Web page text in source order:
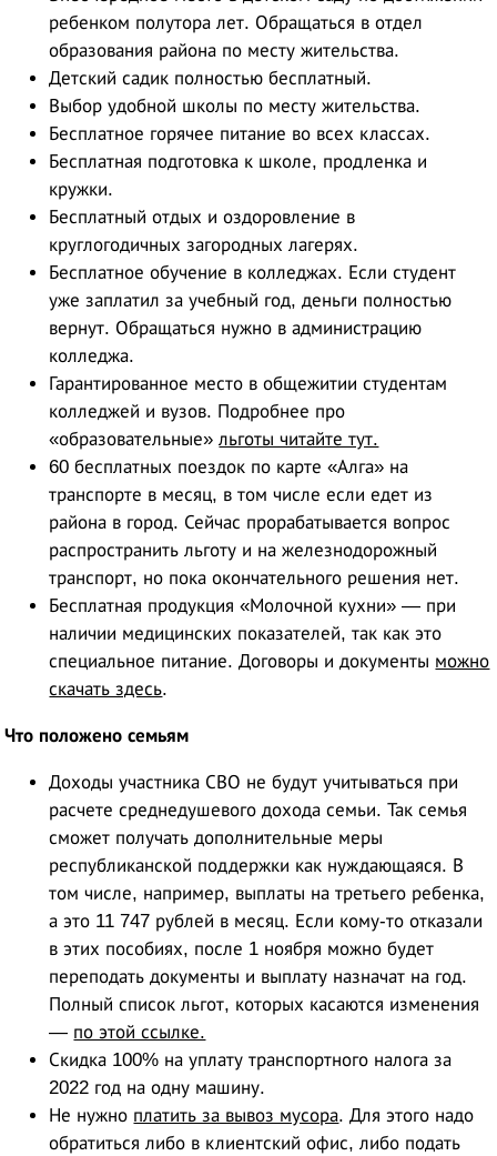
ребенком полутора лет. Обращаться в отдел
образования района по месту жительства.
Детский садик полностью бесплатный.
Выбор удобной школы по месту жительства.
Бесплатное горячее питание во всех классах.
Бесплатная подготовка к школе, продленка и
кружки.
Бесплатный отдых и оздоровление в
круглогодичных загородных лагерях.
Бесплатное обучение в колледжах. Если студент
уже заплатил за учебный год, деньги полностью
вернут. Обращаться нужно в администрацию
колледжа.
Гарантированное место в общежитии студентам
колледжей и вузов. Подробнее про
«образовательные»льготы читайте тут.
60 бесплатных поездок по карте «Алга» на
транспорте в месяц, в том числе если едет из
района в город. Сейчас прорабатывается вопрос
распространить льготу и на железнодорожный
транспорт, но пока окончательного решения нет.
Бесплатная продукция «Молочной кухни» — при
наличии медицинских показателей, так как это
специальное питание. Договоры и документы можно
скачать здесь.
Что положено семьям
Доходы участника СВО не будут учитываться при
расчете среднедушевого дохода семьи. Так семья
сможет получать дополнительные меры
республиканской поддержки как нуждающаяся. В
том числе, например, выплаты на третьего ребенка,
а это 11 747 рублей в месяц. Если кому-то отказали
в этих пособиях, после 1 ноября можно будет
переподать документы и выплату назначат на год.
Полный список льгот, которых касаются изменения
— по этой ссылке.
Скидка 100% на уплату транспортного налога за
2022 год на одну машину.
Не нужно платить за вывоз мусора. Для этого надо
обратиться либо в клиентский офис, либо подать